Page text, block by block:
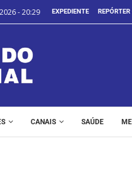
- 20:29 EXPEDIENTE REPÓRTER
CANAIS SAÚDE